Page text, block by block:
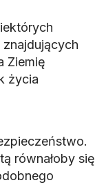
Ziemię
życia
równałoby się